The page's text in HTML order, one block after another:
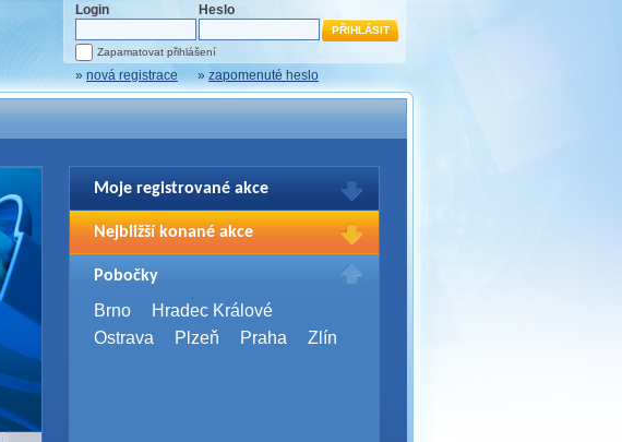
Login Heslo
Zapamatovat přihlášení
» nová registrace » zapomenuté heslo
Moje registrované akce
Pro zobrazení Vašich registrací na akce
se prosím přihlašte.
Nejbližší konané akce
WUG Days 2026
4. 9. 2026,Brno
SQL Server Bootcamp 2026
Pobočky
Brno
Hradec Králové
Ostrava
Plzeň Praha Zlín